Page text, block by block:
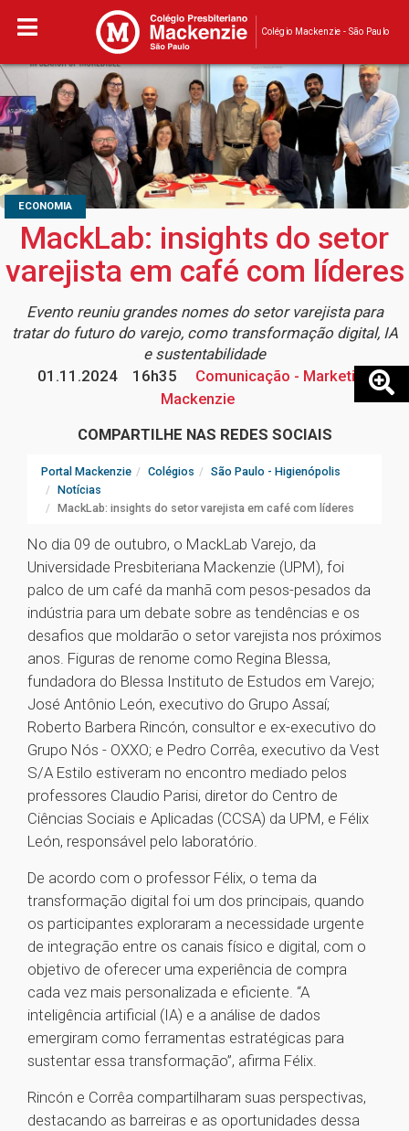
Colégio Mackenzie - São Paulo
ECONOMIA
MackLab: insights do setor
varejista em café com líderes
Evento reuniu grandes nomes do setor varejista para
tratar do futuro do varejo, como transformação digital, IA
e sustentabilidade
01.11.2024
16h35
Comunicação - Marketing
Mackenzie
COMPARTILHE NAS REDES SOCIAIS
Portal Mackenzie Colégios
São Paulo - Higienópolis
Notícias
MackLab: insights do setor varejista em café com líderes
No dia 09 de outubro, o MackLab Varejo, da
Universidade Presbiteriana Mackenzie (UPM), foi
palco de um café da manhã com pesos-pesados da
indústria para um debate sobre as tendências e os
desafios que moldarão o setor varejista nos próximos
anos. Figuras de renome como Regina Blessa,
fundadora do Blessa Instituto de Estudos em Varejo;
José Antônio León, executivo do Grupo Assaí;
Roberto Barbera Rincón, consultor e ex-executivo do
Grupo Nós - OXXO; e Pedro Corrêa, executivo da Vest
S/A Estilo estiveram no encontro mediado pelos
professores Claudio Parisi, diretor do Centro de
Ciências Sociais e Aplicadas (CCSA) da UPM, e Félix
León, responsável pelo laboratório.
De acordo com o professor Félix, o tema da
transformação digital foi um dos principais, quando
os participantes exploraram a necessidade urgente
de integração entre os canais físico e digital, com o
objetivo de oferecer uma experiência de compra
cada vez mais personalizada e eficiente. “A
inteligência artificial (IA) e a análise de dados
emergiram como ferramentas estratégicas para
sustentar essa transformação”, afirma Félix.
Rincón e Corrêa compartilharam suas perspectivas,
destacando as barreiras e as oportunidades dessa